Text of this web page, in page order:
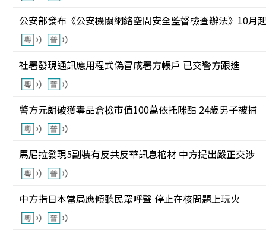
公安部發布《公安機關網絡空間安全監督檢查辦法》10月
社署發現通訊應用程式偽冒成署方帳戶 已交警方跟進
警方元朗破獲毒品倉檢市值100萬依托咪酯 24歲男子被捕
馬尼拉發現5副裝有反共反華訊息棺材 中方提出嚴正交涉
中方指日本當局應傾聽民眾呼聲 停止在核問題上玩火